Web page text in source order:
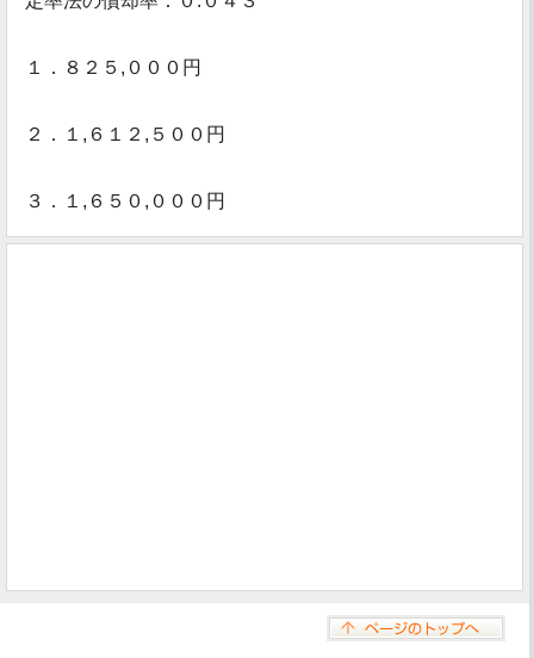
１．８２５,０００円
２．１,６１２,５００円
３．１,６５０,０００円